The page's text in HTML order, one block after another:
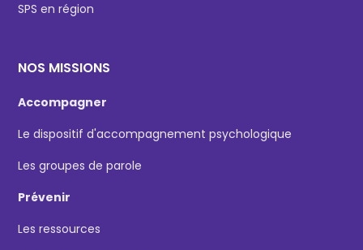
SPS en région
NOS MISSIONS
Accompagner
Le dispositif d'accompagnement psychologique
Les groupes de parole
Prévenir
Les ressources